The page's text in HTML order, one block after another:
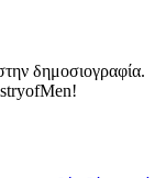
δημοσιογραφία.